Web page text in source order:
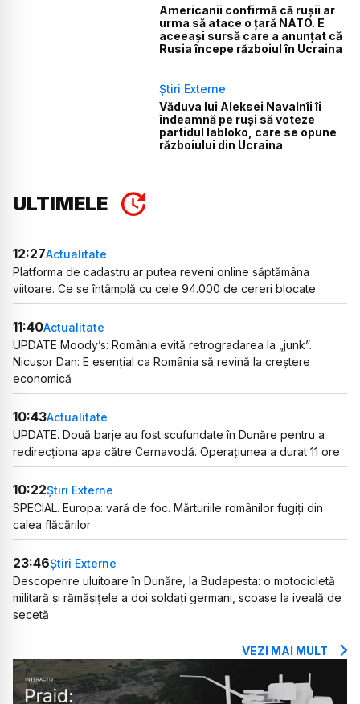
Americanii confirmă că rușii ar
urma să atace o țară NATO. E
aceeași sursă care a anunțat că
Rusia începe războiul în Ucraina
Știri Externe
Văduva lui Aleksei Navalnîi îi
îndeamnă pe ruși să voteze
partidul Iabloko, care se opune
războiului din Ucraina
ULTIMELE
12:27Actualitate
Platforma de cadastru ar putea reveni online săptămâna
viitoare. Ce se întâmplă cu cele 94.000 de cereri blocate
11:40Actualitate
UPDATE Moody’s: România evită retrogradarea la „junk”.
Nicușor Dan: E esențial ca România să revină la creștere
economică
10:43Actualitate
UPDATE. Două barje au fost scufundate în Dunăre pentru a
redirecționa apa către Cernavodă. Operațiunea a durat 11 ore
10:22Știri Externe
SPECIAL. Europa: vară de foc. Mărturiile românilor fugiți din
calea flăcărilor
23:46Știri Externe
Descoperire uluitoare în Dunăre, la Budapesta: o motocicletă
militară și rămășițele a doi soldați germani, scoase la iveală de
secetă
VEZI MAI MULT